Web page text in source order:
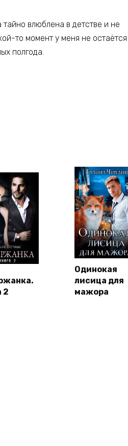
влюблена в детстве и не
то момент у меня не остаётся
полгода.
2
Одинокая
лисица для
мажора